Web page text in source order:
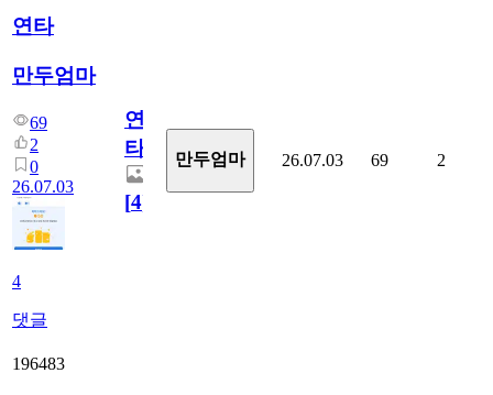
연타
만두엄마
69
2
0
26.07.03
4
댓글
연
타
[4]
만두엄마 26.07.03 69 2
196483